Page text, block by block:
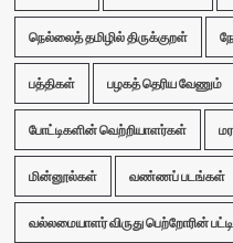
நெல்லைத் தமிழில் திருக்குறள்
பத்திகள் பழகத் தெரிய வேணும்
போட்டிகளின் வெற்றியாளர்கள்
மின்னூல்கள் வண்ணப் படங்கள்
வல்லமையாளர் விருது பெற்றோரின்